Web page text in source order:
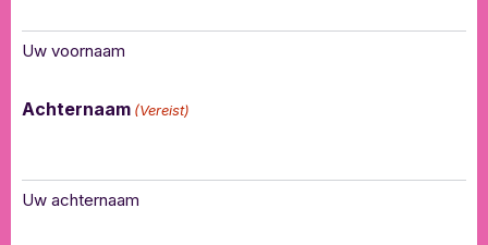
Uw voornaam
Achternaam (Vereist)
Uw achternaam